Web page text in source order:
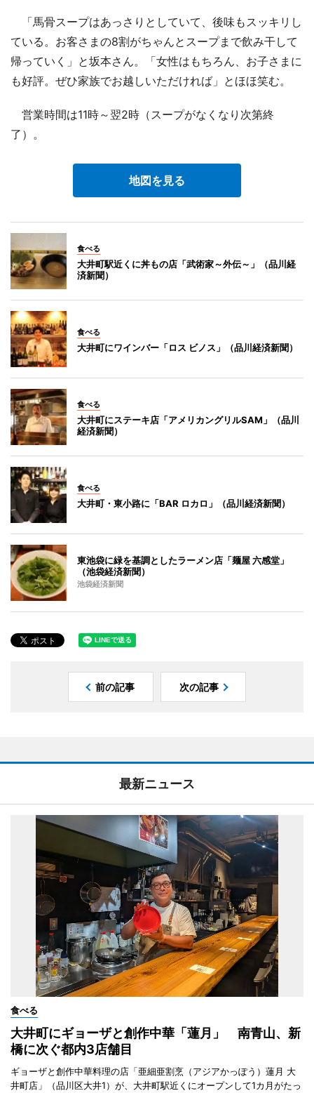
「馬骨スープはあっさりとしていて、後味もスッキリし
ている。お客さまの8割がちゃんとスープまで飲み干して
帰っていく」と坂本さん。「女性はもちろん、お子さまに
も好評。ぜひ家族でお越しいただければ」とほほ笑む。
営業時間は11時～翌2時（スープがなくなり次第終
了）。
地図を見る
食べる
大井町駅近くに丼もの店「武術家～外伝～」（品川経
済新聞）
食べる
大井町にワインバー「ロス ビノス」（品川経済新聞）
食べる
大井町にステーキ店「アメリカングリルSAM」（品川
経済新聞）
食べる
大井町・東小路に「BAR ロカロ」（品川経済新聞）
東池袋に緑を基調としたラーメン店「麺屋 六感堂」
（池袋経済新聞）
池袋経済新聞
前の記事 次の記事
最新ニュース
食べる
大井町にギョーザと創作中華「蓮月」 南青山、新
橋に次ぐ都内3店舗目
ギョーザと創作中華料理の店「亜細亜割烹（アジアかっぽう）蓮月 大
井町店」（品川区大井1）が、大井町駅近くにオープンして1カ月がたっ